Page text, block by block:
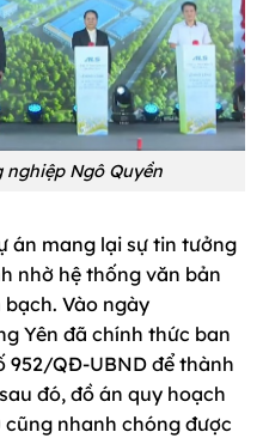
Ngô Quyền
án mang lại sự tin tưởng
nhờ hệ thống văn bản
Vào ngày
Yên đã chính thức ban
952/QĐ-UBND để thành
đó, đồ án quy hoạch
nhanh chóng được